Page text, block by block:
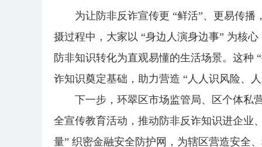
为让防非反诈宣传更 “鲜活”、更易传
摄过程中，大家以 “身边人演身边事” 为核
防非知识转化为直观易懂的生活场景。这种
诈知识奠定基础，助力营造 “人人识风险、
下一步，环翠区市场监管局、区个体私
全宣传教育活动，推动防非反诈知识进企业
量” 织密金融安全防护网，为辖区营造安全